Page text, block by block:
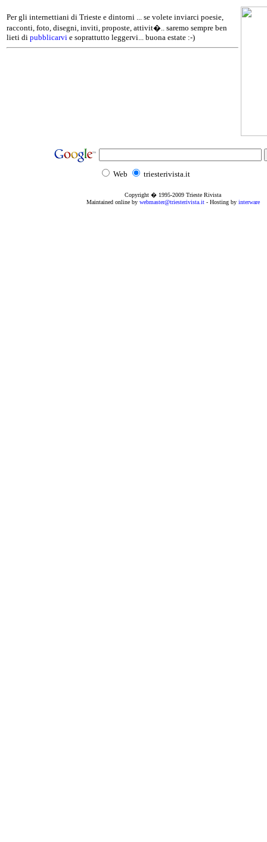
Per gli internettiani di Trieste e dintorni ... se volete inviarci poesie,
racconti, foto, disegni, inviti, proposte, attivit�.. saremo sempre ben
lieti di pubblicarvi e soprattutto leggervi... buona estate :-)
Web triesterivista.it
Copyright � 1995-2009 Trieste Rivista
Maintained online by webmaster@triesterivista.it- Hosting by interware